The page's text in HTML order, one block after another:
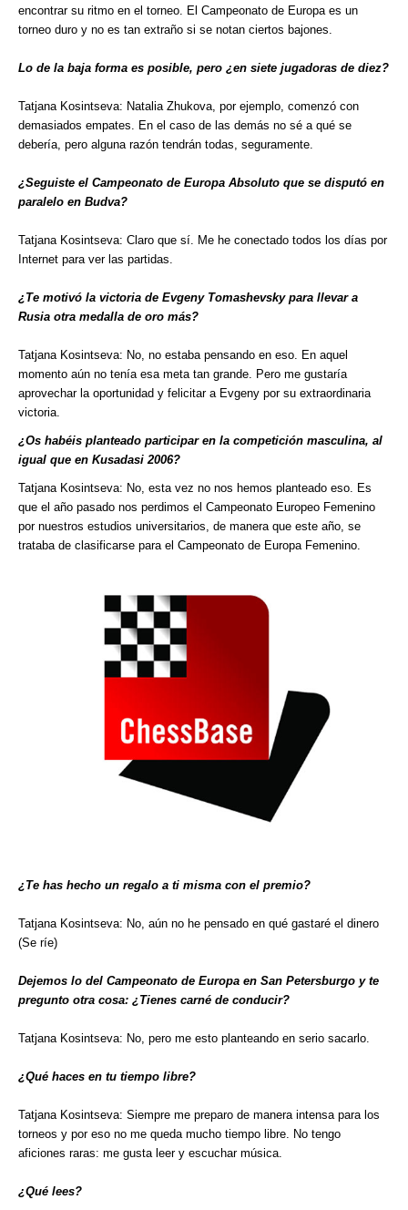
encontrar su ritmo en el torneo. El Campeonato de Europa es un
torneo duro y no es tan extraño si se notan ciertos bajones.
Lo de la baja forma es posible, pero ¿en siete jugadoras de diez?
Tatjana Kosintseva: Natalia Zhukova, por ejemplo, comenzó con
demasiados empates. En el caso de las demás no sé a qué se
debería, pero alguna razón tendrán todas, seguramente.
¿Seguiste el Campeonato de Europa Absoluto que se disputó en
paralelo en Budva?
Tatjana Kosintseva: Claro que sí. Me he conectado todos los días por
Internet para ver las partidas.
¿Te motivó la victoria de Evgeny Tomashevsky para llevar a
Rusia otra medalla de oro más?
Tatjana Kosintseva: No, no estaba pensando en eso. En aquel
momento aún no tenía esa meta tan grande. Pero me gustaría
aprovechar la oportunidad y felicitar a Evgeny por su extraordinaria
victoria.
¿Os habéis planteado participar en la competición masculina, al
igual que en Kusadasi 2006?
Tatjana Kosintseva: No, esta vez no nos hemos planteado eso. Es
que el año pasado nos perdimos el Campeonato Europeo Femenino
por nuestros estudios universitarios, de manera que este año, se
trataba de clasificarse para el Campeonato de Europa Femenino.
¿Te has hecho un regalo a ti misma con el premio?
Tatjana Kosintseva: No, aún no he pensado en qué gastaré el dinero
(Se ríe)
Dejemos lo del Campeonato de Europa en San Petersburgo y te
pregunto otra cosa: ¿Tienes carné de conducir?
Tatjana Kosintseva: No, pero me esto planteando en serio sacarlo.
¿Qué haces en tu tiempo libre?
Tatjana Kosintseva: Siempre me preparo de manera intensa para los
torneos y por eso no me queda mucho tiempo libre. No tengo
aficiones raras: me gusta leer y escuchar música.
¿Qué lees?